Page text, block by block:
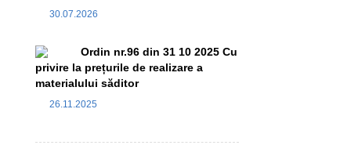
30.07.2026
Ordin nr.96 din 31 10 2025 Cu
privire la prețurile de realizare a
materialului săditor
26.11.2025